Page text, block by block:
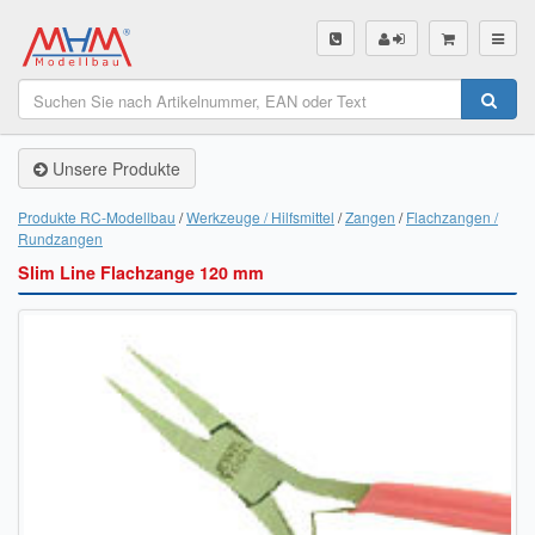
SHOP
Unsere Produkte
BL-Motor Finder
Schiffsschrauben Finder
Räder Finder
Luftschrauben Finder
Sendungsverfolgung DHL
Unsere Produkte
Produkte RC-Modellbau Werkzeuge / Hilfsmittel Zangen
Flachzangen /
Rundzangen
Slim Line Flachzange 120 mm